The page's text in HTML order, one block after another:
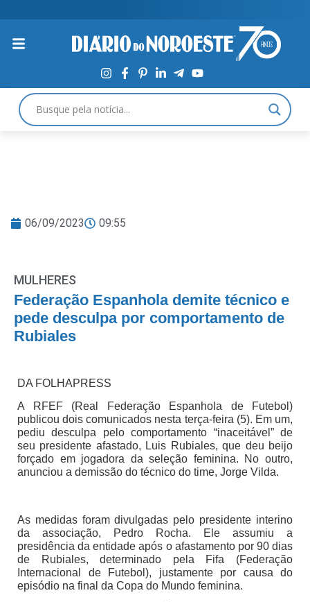
06/09/2023 09:55
MULHERES
Federação Espanhola demite técnico e
pede desculpa por comportamento de
Rubiales
DA FOLHAPRESS
A RFEF (Real Federação Espanhola de Futebol)
publicou dois comunicados nesta terça-feira (5). Em um,
pediu desculpa pelo comportamento “inaceitável” de
seu presidente afastado, Luis Rubiales, que deu beijo
forçado em jogadora da seleção feminina. No outro,
anunciou a demissão do técnico do time, Jorge Vilda.
As medidas foram divulgadas pelo presidente interino
da associação, Pedro Rocha. Ele assumiu a
presidência da entidade após o afastamento por 90 dias
de Rubiales, determinado pela Fifa (Federação
Internacional de Futebol), justamente por causa do
episódio na final da Copa do Mundo feminina.